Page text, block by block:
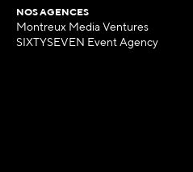
NOS AGENCES
Montreux Media Ventures
SIXTYSEVEN Event Agency